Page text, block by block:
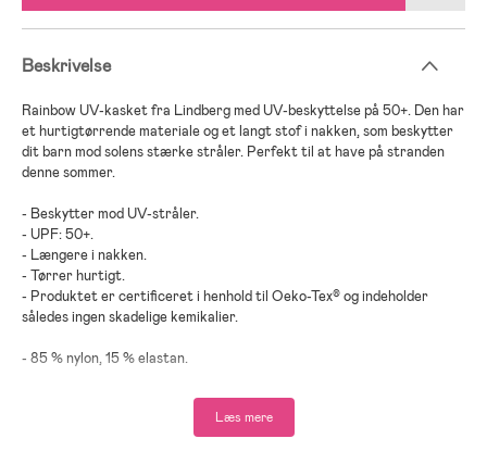
Beskrivelse
Rainbow UV-kasket fra Lindberg med UV-beskyttelse på 50+. Den har
et hurtigtørrende materiale og et langt stof i nakken, som beskytter
dit barn mod solens stærke stråler. Perfekt til at have på stranden
denne sommer.
- Beskytter mod UV-stråler.
- UPF: 50+.
- Længere i nakken.
- Tørrer hurtigt.
- Produktet er certificeret i henhold til Oeko-Tex® og indeholder
således ingen skadelige kemikalier.
- 85 % nylon, 15 % elastan.
Læs mere